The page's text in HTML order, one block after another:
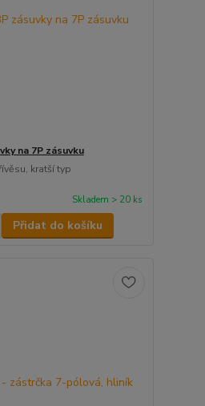
na 7P zásuvku
kratší typ
Skladem > 20 ks
Přidat do košíku